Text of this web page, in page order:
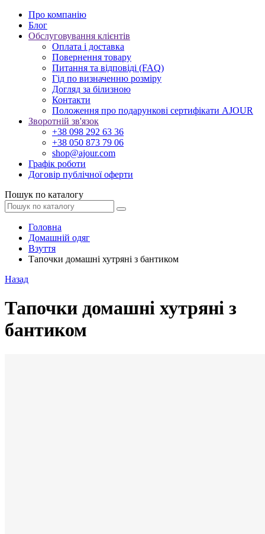
Про компанію
Блог
Обслуговування клієнтів
Оплата і доставка
Повернення товару
Питання та відповіді (FAQ)
Гід по визначенню розміру
Догляд за білизною
Контакти
Положення про подарункові сертифікати AJOUR
Зворотній зв'язок
+38 098 292 63 36
+38 050 873 79 06
shop@ajour.com
Графік роботи
Договір публічної оферти
Пошук по каталогу
Головна
Домашній одяг
Взуття
Тапочки домашні хутряні з бантиком
Назад
Тапочки домашні хутряні з
бантиком